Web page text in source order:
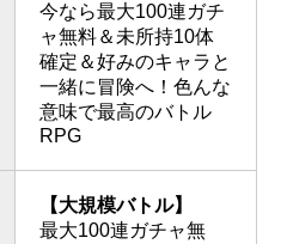
今なら最大100連ガチ
ャ無料＆未所持10体
確定＆好みのキャラと
一緒に冒険へ！色んな
意味で最高のバトル
RPG
【大規模バトル】
最大100連ガチャ無